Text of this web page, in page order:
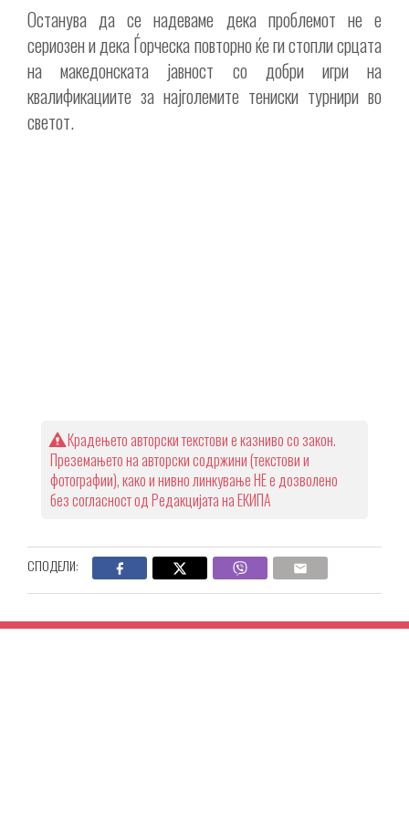
Останува да се надеваме дека проблемот не е
сериозен и дека Ѓорческа повторно ќе ги стопли срцата
на македонската јавност со добри игри на
квалификациите за најголемите тениски турнири во
светот.
Крадењето авторски текстови е казниво со закон.
Преземањето на авторски содржини (текстови и
фотографии), како и нивно линкување НЕ е дозволено
без согласност од Редакцијата на ЕКИПА
СПОДЕЛИ: